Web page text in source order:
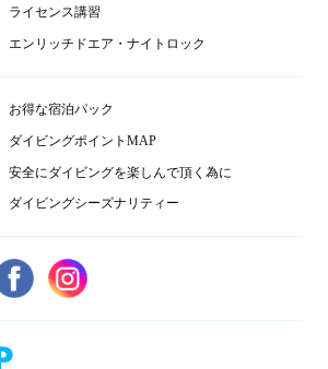
ライセンス講習
エンリッチドエア・ナイトロック
お得な宿泊パック
ダイビングポイントMAP
安全にダイビングを楽しんで頂く為に
ダイビングシーズナリティー